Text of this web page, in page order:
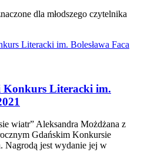
dla młodszego czytelnika
Konkurs Literacki im.
wiatr” Aleksandra Możdżana z
Gdańskim Konkursie
Nagrodą jest wydanie jej w